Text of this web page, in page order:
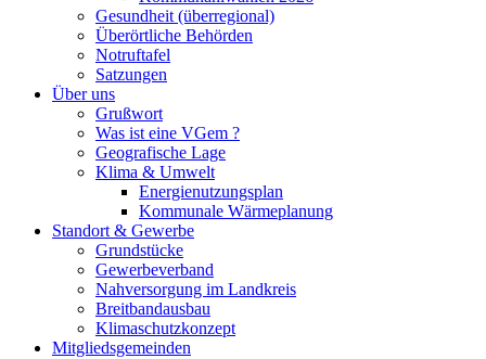
Gesundheit (überregional)
Überörtliche Behörden
Notruftafel
Satzungen
Über uns
Grußwort
Was ist eine VGem ?
Geografische Lage
Klima & Umwelt
Energienutzungsplan
Kommunale Wärmeplanung
Standort & Gewerbe
Grundstücke
Gewerbeverband
Nahversorgung im Landkreis
Breitbandausbau
Klimaschutzkonzept
Mitgliedsgemeinden